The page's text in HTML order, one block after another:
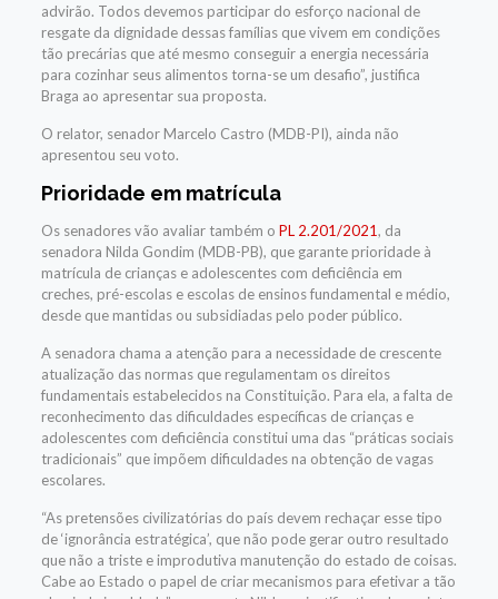
advirão. Todos devemos participar do esforço nacional de
resgate da dignidade dessas famílias que vivem em condições
tão precárias que até mesmo conseguir a energia necessária
para cozinhar seus alimentos torna-se um desafio”, justifica
Braga ao apresentar sua proposta.
O relator, senador Marcelo Castro (MDB-PI), ainda não
apresentou seu voto.
Prioridade em matrícula
Os senadores vão avaliar também o PL 2.201/2021, da
senadora Nilda Gondim (MDB-PB), que garante prioridade à
matrícula de crianças e adolescentes com deficiência em
creches, pré-escolas e escolas de ensinos fundamental e médio,
desde que mantidas ou subsidiadas pelo poder público.
A senadora chama a atenção para a necessidade de crescente
atualização das normas que regulamentam os direitos
fundamentais estabelecidos na Constituição. Para ela, a falta de
reconhecimento das dificuldades específicas de crianças e
adolescentes com deficiência constitui uma das “práticas sociais
tradicionais” que impõem dificuldades na obtenção de vagas
escolares.
“As pretensões civilizatórias do país devem rechaçar esse tipo
de ‘ignorância estratégica’, que não pode gerar outro resultado
que não a triste e improdutiva manutenção do estado de coisas.
Cabe ao Estado o papel de criar mecanismos para efetivar a tão